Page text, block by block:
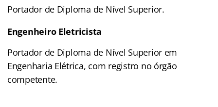
Portador de Diploma de Nível Superior.
Engenheiro Eletricista
Portador de Diploma de Nível Superior em
Engenharia Elétrica, com registro no órgão
competente.